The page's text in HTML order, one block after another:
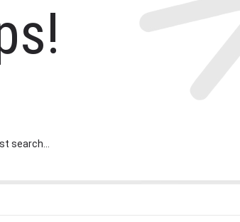
search...